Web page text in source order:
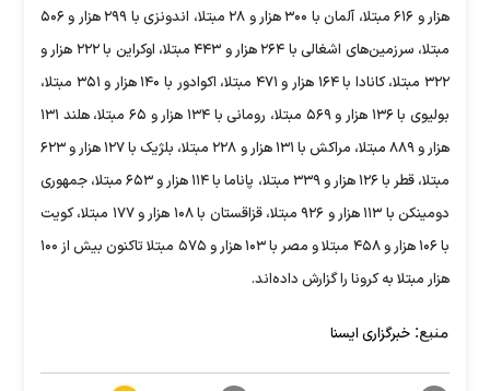
هزار و ۶۱۶ مبتلا، آلمان با ۳۰۰ هزار و ۲۸ مبتلا، اندونزی با ۲۹۹ هزار و ۵۰۶
مبتلا، سرزمین‌های اشغالی با ۲۶۴ هزار و ۴۴۳ مبتلا، اوکراین با ۲۲۲ هزار و
۳۲۲ مبتلا، کانادا با ۱۶۴ هزار و ۴۷۱ مبتلا، اکوادور با ۱۴۰ هزار و ۳۵۱ مبتلا،
بولیوی با ۱۳۶ هزار و ۵۶۹ مبتلا، رومانی با ۱۳۴ هزار و ۶۵ مبتلا، هلند ۱۳۱
هزار و ۸۸۹ مبتلا، مراکش با ۱۳۱ هزار و ۲۲۸ مبتلا، بلژیک با ۱۲۷ هزار و ۶۲۳
مبتلا، قطر با ۱۲۶ هزار و ۳۳۹ مبتلا، پاناما با ۱۱۴ هزار و ۶۵۳ مبتلا، جمهوری
دومینکن با ۱۱۳ هزار و ۹۲۶ مبتلا، قزاقستان با ۱۰۸ هزار و ۱۷۷ مبتلا، کویت
با ۱۰۶ هزار و ۴۵۸ مبتلا و مصر با ۱۰۳ هزار و ۵۷۵ مبتلا تاکنون بیش از ۱۰۰
هزار مبتلا به کرونا را گزارش داده‌اند.
منبع: خبرگزاری ایسنا